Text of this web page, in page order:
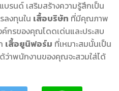
บรนด์ เสริมสร้างความรู้สึกเป็น
ลงทุนใน เสื้อบริษัท ที่มีคุณภาพ
ค์กรของคุณโดดเด่นและประสบ
เสื้อยูนิฟอร์ม ที่เหมาะสมนั้นเป็น
ว่าพนักงานของคุณจะสวมใส่ได้